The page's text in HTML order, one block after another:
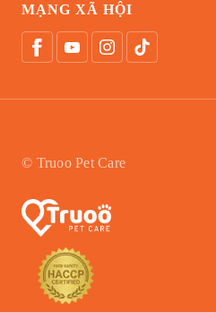
MẠNG XÃ HỘI
© Truoo Pet Care